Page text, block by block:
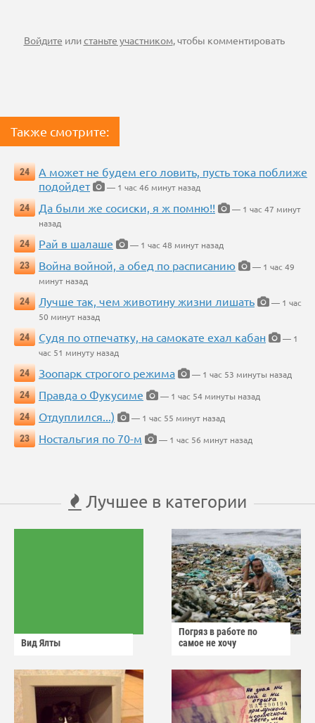
Войдите илистаньте участником, чтобы комментировать
Также смотрите:
24
А может не будем его ловить, пусть тока поближе
подойдет
— 1 час 46 минут назад
24
Да были же сосиски, я ж помню!!
— 1 час 47 минут
назад
24
Рай в шалаше
— 1 час 48 минут назад
23
Война войной, а обед по расписанию
— 1 час 49
минут назад
24
Лучше так, чем животину жизни лишать
— 1 час
50 минут назад
24
Судя по отпечатку, на самокате ехал кабан
— 1
час 51 минуту назад
24
Зоопарк строгого режима
— 1 час 53 минуты назад
24
Правда о Фукусиме
— 1 час 54 минуты назад
24
Отдуплился...)
— 1 час 55 минут назад
23
Ностальгия по 70-м — 1 час 56 минут назад
Лучшее в категории
Вид Ялты
Погряз в работе по
самое не хочу